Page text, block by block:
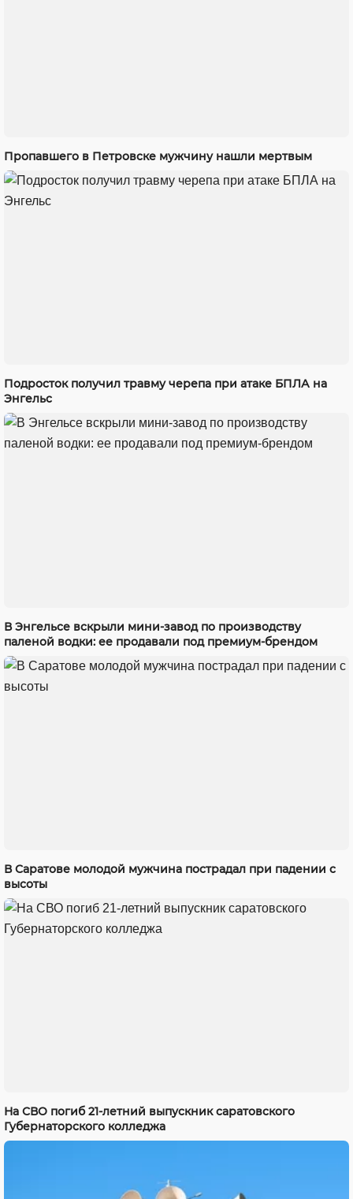
Пропавшего в Петровске мужчину нашли мертвым
Подросток получил травму черепа при атаке БПЛА на
Энгельс
В Энгельсе вскрыли мини-завод по производству
паленой водки: ее продавали под премиум-брендом
В Саратове молодой мужчина пострадал при падении с
высоты
На СВО погиб 21-летний выпускник саратовского
Губернаторского колледжа